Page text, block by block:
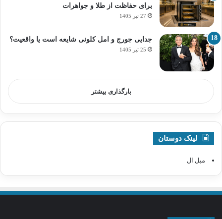
برای حفاظت از طلا و جواهرات
27 تیر 1405
جدایی جورج و امل کلونی شایعه است یا واقعیت؟
25 تیر 1405
بارگذاری بیشتر
لینک دوستان
مبل ال